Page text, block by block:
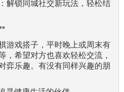
解锁同城社交新玩法，轻松结
游戏搭子，平时晚上或周末有
，希望对方也喜欢轻松交流，
弈乐趣。有没有同样兴趣的朋